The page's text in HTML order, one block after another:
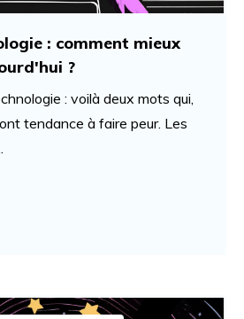
: comment mieux
?
: voilà deux mots qui,
tendance à faire peur. Les